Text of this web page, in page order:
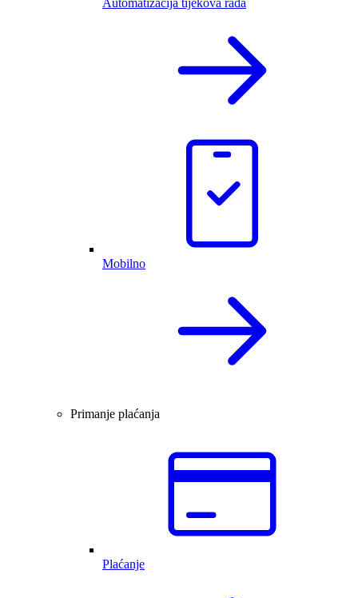
Automatizacija tijekova rada
Mobilno
Primanje plaćanja
Plaćanje